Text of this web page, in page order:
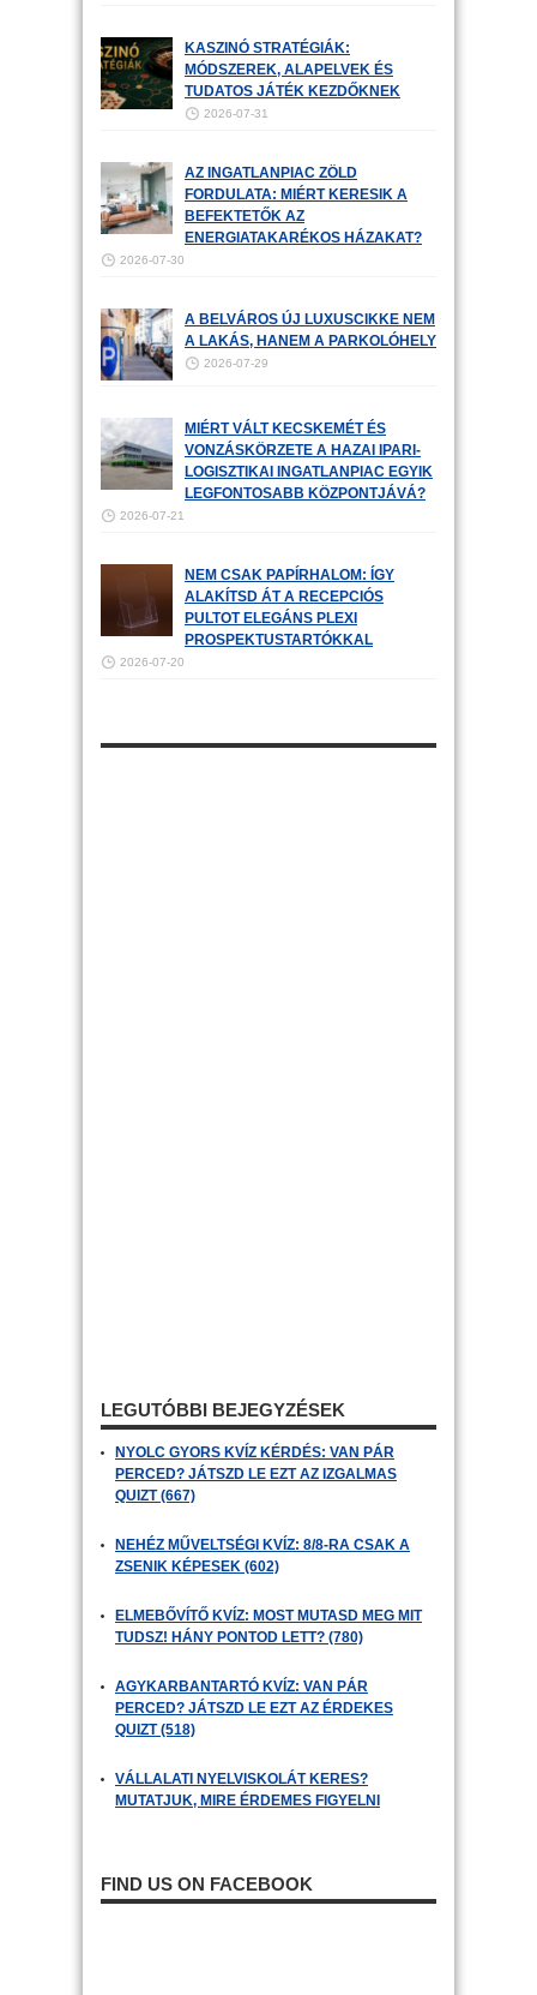
KASZINÓ STRATÉGIÁK:
MÓDSZEREK, ALAPELVEK ÉS
TUDATOS JÁTÉK KEZDŐKNEK
2026-07-31
AZ INGATLANPIAC ZÖLD
FORDULATA: MIÉRT KERESIK A
BEFEKTETŐK AZ
ENERGIATAKARÉKOS HÁZAKAT?
2026-07-30
A BELVÁROS ÚJ LUXUSCIKKE NEM
A LAKÁS, HANEM A PARKOLÓHELY
2026-07-29
MIÉRT VÁLT KECSKEMÉT ÉS
VONZÁSKÖRZETE A HAZAI IPARI-
LOGISZTIKAI INGATLANPIAC EGYIK
LEGFONTOSABB KÖZPONTJÁVÁ?
2026-07-21
NEM CSAK PAPÍRHALOM: ÍGY
ALAKÍTSD ÁT A RECEPCIÓS
PULTOT ELEGÁNS PLEXI
PROSPEKTUSTARTÓKKAL
2026-07-20
LEGUTÓBBI BEJEGYZÉSEK
NYOLC GYORS KVÍZ KÉRDÉS: VAN PÁR
PERCED? JÁTSZD LE EZT AZ IZGALMAS
QUIZT (667)
NEHÉZ MŰVELTSÉGI KVÍZ: 8/8-RA CSAK A
ZSENIK KÉPESEK (602)
ELMEBŐVÍTŐ KVÍZ: MOST MUTASD MEG MIT
TUDSZ! HÁNY PONTOD LETT? (780)
AGYKARBANTARTÓ KVÍZ: VAN PÁR
PERCED? JÁTSZD LE EZT AZ ÉRDEKES
QUIZT (518)
VÁLLALATI NYELVISKOLÁT KERES?
MUTATJUK, MIRE ÉRDEMES FIGYELNI
FIND US ON FACEBOOK